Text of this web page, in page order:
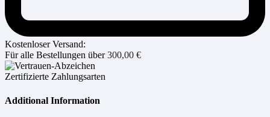
Kostenloser Versand:
Für alle Bestellungen über300,00 €
Zertifizierte Zahlungsarten
Additional Information